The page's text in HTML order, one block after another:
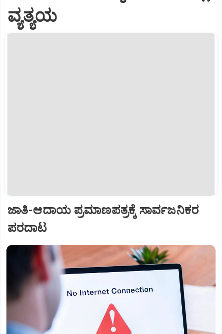
ವ್ಯತ್ಯಯ
ಜಾತಿ-ಆದಾಯ ಪ್ರಮಾಣಪತ್ರಕ್ಕೆ ಸಾರ್ವಜನಿಕರ
ಪರದಾಟ